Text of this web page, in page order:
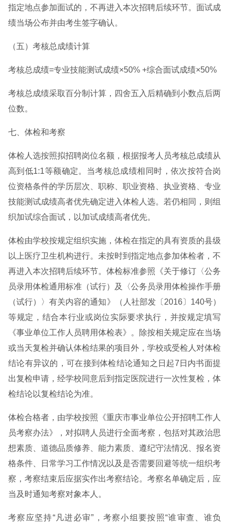
指定地点参加面试的，不再进入本次招聘后续环节。面试成
绩当场公布并由考生签字确认。
（五）考核总成绩计算
考核总成绩=专业技能测试成绩×50% +综合面试成绩×50%
考核总成绩采取百分制计算，四舍五入后精确到小数点后两
位数。
七、体检和考察
体检人选按照拟招聘岗位名额，根据报考人员考核总成绩从
高到低1:1等额确定。当考核总成绩相同时，依次按符合岗
位资格条件的学历层次、职称、职业资格、执业资格、专业
技能测试成绩高者优先确定进入体检人选。若仍相同，则组
织加试综合面试，以加试成绩高者优先。
体检由学校按规定组织实施，体检在指定的具有资质的县级
以上医疗卫生机构进行。未按时到指定地点参加体检者，不
再进入本次招聘后续环节。体检标准参照《关于修订〈公务
员录用体检通用标准（试行）及〈公务员录用体检操作手册
（试行）〉有关内容的通知》（人社部发〔2016〕140号）
等规定，结合本行业或岗位实际要求执行，并按规定填写
《事业单位工作人员聘用体检表》。除按相关规定应在当场
或当天复检并确认体检结果的项目外，学校或受检人对体检
结论有异议的，可在接到体检结论通知之日起7日内书面提
出复检申请，经学校同意后到指定医院进行一次性复检，体
检结论以复检结论为准。
体检合格者，由学校按照《重庆市事业单位公开招聘工作人
员考察办法》，对拟聘人员进行全面考察，包括对其政治思
想素质、道德品质修养、能力素质、遵纪守法情况、报名资
格条件、日常学习工作情况以及是否需要回避等统一组织考
察，考察结束后应据实作出考察结论。考察名单确定后，应
当及时通知考察对象本人。
考察应坚持“凡进必审”，考察小组要按照“谁审查、谁负